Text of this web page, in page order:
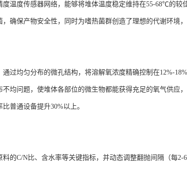
温度传感器网络，能够将堆体温度稳定维持在55-68℃的较
确保产物安全性，同时为嗜热菌群创造了理想的代谢环境
过均匀分布的微孔结构，将溶解氧浓度精确控制在12%-18%
均问题，使堆体各部位的微生物都能获得充足的氧气供应
普通设备提升30%以上。
的C/N比、含水率等关键指标，并动态调整翻抛间隔（每2-